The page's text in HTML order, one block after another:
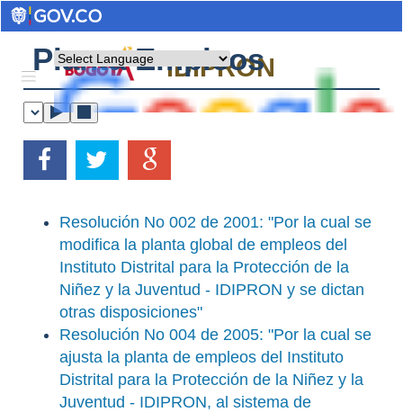
Powered by
IDIPRON
Planta Empleos
Resolución No 002 de 2001: "Por la cual se
modifica la planta global de empleos del
Instituto Distrital para la Protección de la
Niñez y la Juventud - IDIPRON y se dictan
otras disposiciones"
Resolución No 004 de 2005: "Por la cual se
ajusta la planta de empleos del Instituto
Distrital para la Protección de la Niñez y la
Juventud - IDIPRON, al sistema de